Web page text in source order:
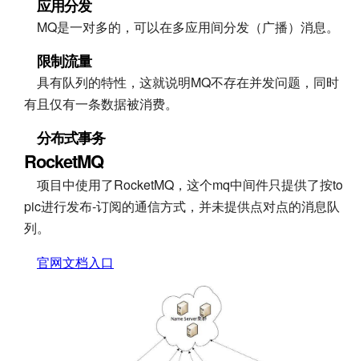
应用分发
MQ是一对多的，可以在多应用间分发（广播）消息。
限制流量
具有队列的特性，这就说明MQ不存在并发问题，同时
有且仅有一条数据被消费。
分布式事务
RocketMQ
项目中使用了RocketMQ，这个mq中间件只提供了按to
pic进行发布-订阅的通信方式，并未提供点对点的消息队
列。
官网文档入口